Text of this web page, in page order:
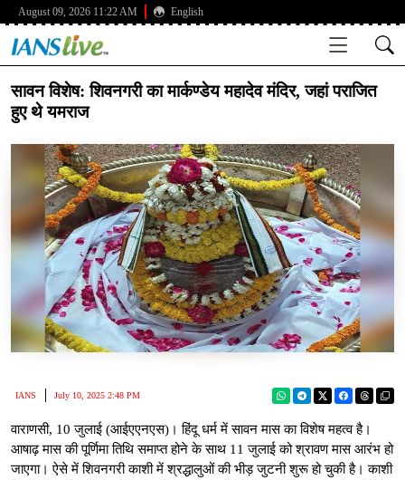
August 09, 2026 11:22 AM English
सावन विशेष: शिवनगरी का मार्कण्डेय महादेव मंदिर, जहां पराजित
हुए थे यमराज
IANS July 10, 2025 2:48 PM
वाराणसी, 10 जुलाई (आईएएनएस)। हिंदू धर्म में सावन मास का विशेष महत्व है।
आषाढ़ मास की पूर्णिमा तिथि समाप्त होने के साथ 11 जुलाई को श्रावण मास आरंभ हो
जाएगा। ऐसे में शिवनगरी काशी में श्रद्धालुओं की भीड़ जुटनी शुरू हो चुकी है। काशी